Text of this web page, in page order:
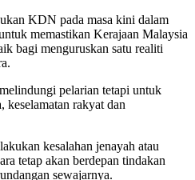
KDN pada masa kini dalam
memastikan Kerajaan Malaysia
bagi menguruskan satu realiti
pelarian tetapi untuk
keselamatan rakyat dan
kesalahan jenayah atau
tetap akan berdepan tindakan
sewajarnya.